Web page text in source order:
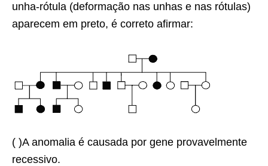
unha-rótula (deformação nas unhas e nas rótulas)
aparecem em preto, é correto afirmar:
( )A anomalia é causada por gene provavelmente
recessivo.